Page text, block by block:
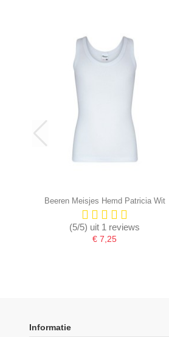
Beeren Meisjes Hemd Patricia Wit
(5/5) uit 1 reviews
€ 7,25
Informatie